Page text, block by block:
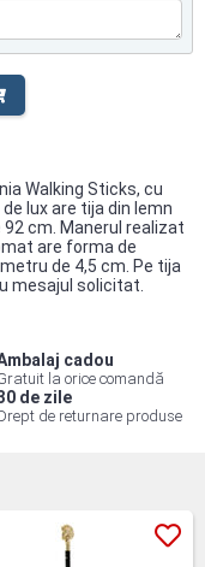
Walking Sticks, cu
lux are tija din lemn
cm. Manerul realizat
are forma de
de 4,5 cm. Pe tija
mesajul solicitat.
cadou
la orice comandă
de zile
de returnare produse